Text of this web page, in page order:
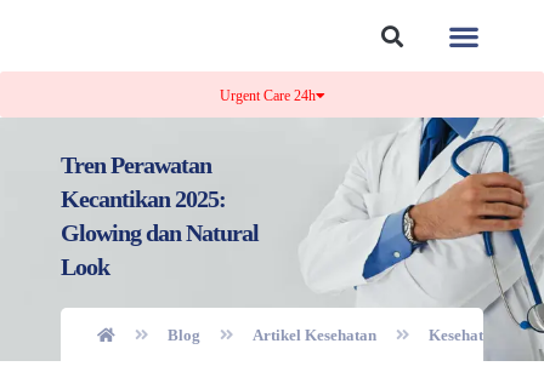
Urgent Care 24h
Tren Perawatan
Kecantikan 2025:
Glowing dan Natural
Look
Blog Artikel Kesehatan Kesehatan Kulit